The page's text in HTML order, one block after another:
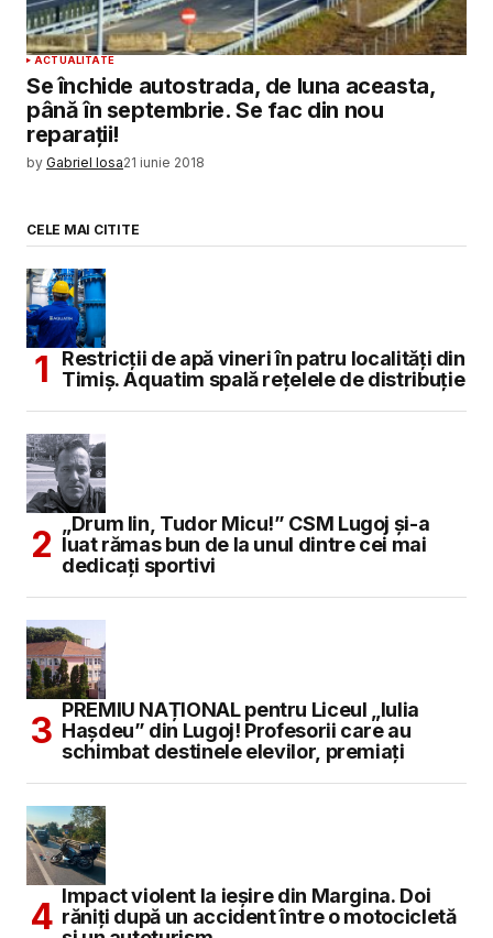
ACTUALITATE
Se închide autostrada, de luna aceasta,
până în septembrie. Se fac din nou
reparații!
by Gabriel Iosa21 iunie 2018
CELE MAI CITITE
Restricții de apă vineri în patru localități din
Timiș. Aquatim spală rețelele de distribuție
„Drum lin, Tudor Micu!” CSM Lugoj și-a
luat rămas bun de la unul dintre cei mai
dedicați sportivi
PREMIU NAȚIONAL pentru Liceul „Iulia
Hașdeu” din Lugoj! Profesorii care au
schimbat destinele elevilor, premiați
Impact violent la ieșire din Margina. Doi
răniți după un accident între o motocicletă